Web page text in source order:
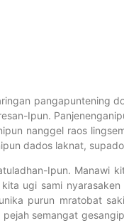
pangapuntening
Ipun.
nanggel raos
dados laknat,
Ipun. Manawi
ugi sami
purun mratobat
semangat